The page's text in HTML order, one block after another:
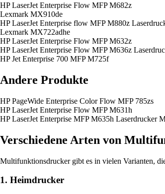
HP LaserJet Enterprise Flow MFP M682z
Lexmark MX910de
HP LaserJet Enterprise flow MFP M880z
Lexmark MX722adhe
HP LaserJet Enterprise Flow MFP M632z
HP LaserJet Enterprise Flow MFP M636z
HP Jet Enterprise 700 MFP M725f
Andere Produkte
HP PageWide Enterprise Color Flow MFP 785zs
HP LaserJet Enterprise Flow MFP M631h
HP LaserJet Enterprise MFP M635h Laserdrucker
Verschiedene Arten von
Multifunktionsdrucker gibt es in vielen Varianten,
1. Heimdrucker